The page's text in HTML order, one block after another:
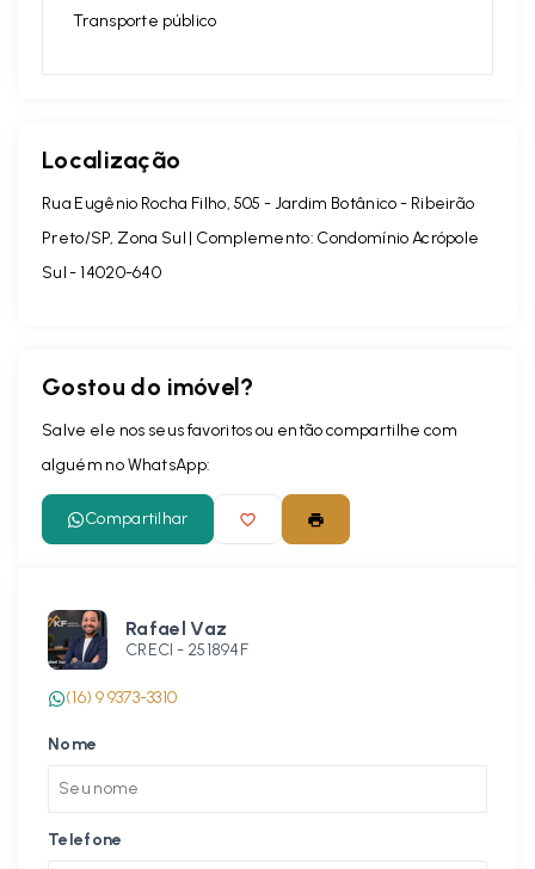
Transporte público
Localização
Rua Eugênio Rocha Filho, 505 - Jardim Botânico - Ribeirão
Preto/SP, Zona Sul | Complemento: Condomínio Acrópole
Sul - 14020-640
Gostou do imóvel?
Salve ele nos seus favoritos ou então compartilhe com
alguém no WhatsApp:
Compartilhar
Rafael Vaz
CRECI - 251894F
(16) 9 9373-3310
Nome
Telefone